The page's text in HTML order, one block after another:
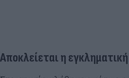
Αποκλείεται η